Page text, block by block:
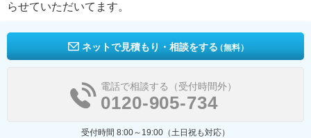
らせていただいてます。
ネットで見積もり・相談をする（無料）
電話で相談する（受付時間外）
0120-905-734
受付時間 8:00～19:00（土日祝も対応）